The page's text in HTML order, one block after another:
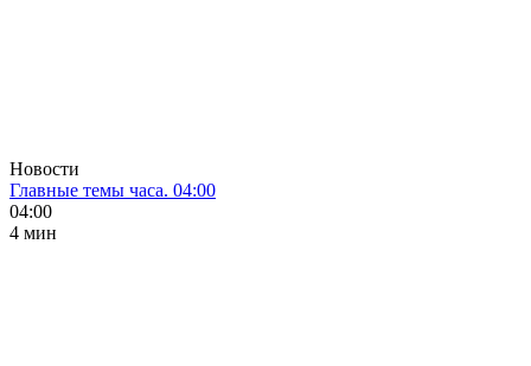
Новости
Главные темы часа. 04:00
04:00
4 мин